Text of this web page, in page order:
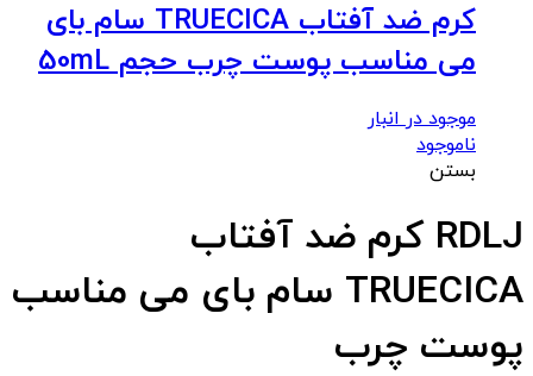
کرم ضد آفتاب TRUECICA سام بای
می مناسب پوست چرب حجم 50mL
موجود در انبار
ناموجود
بستن
RDLJ کرم ضد آفتاب
TRUECICA سام بای می مناسب
پوست چرب